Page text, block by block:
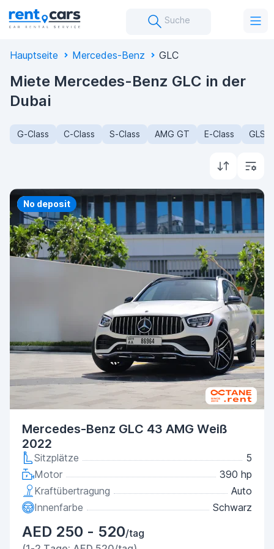
Suche
Hauptseite Mercedes-Benz GLC
Miete Mercedes-Benz GLC in der
Dubai
G-Class C-Class S-Class AMG GT E-Class GLS-
Priority
No deposit
Mercedes-Benz GLC 43 AMG Weiß
2022
Sitzplätze
5
Motor
390 hp
Kraftübertragung
Auto
Innenfarbe
Schwarz
AED 250 - 520/tag